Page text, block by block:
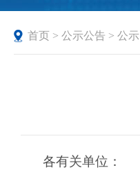
首页 > 公示公告 > 公示
各有关单位：